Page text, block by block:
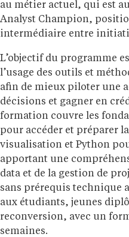
au métier actuel, qui est
Analyst Champion,
intermédiaire entre
L’objectif du programme
l’usage des outils et
afin de mieux piloter une
décisions et gagner en
formation couvre les
pour accéder et préparer
visualisation et Python
apportant une
data et de la gestion de
sans prérequis technique
aux étudiants, jeunes
reconversion, avec un
semaines.